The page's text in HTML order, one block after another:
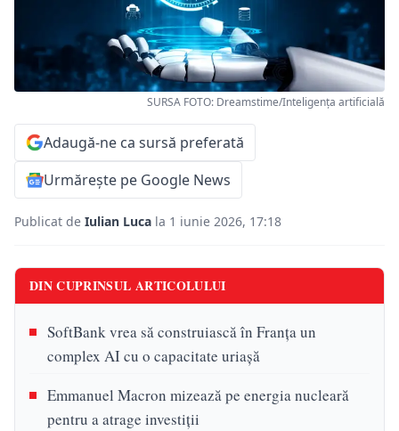
SURSA FOTO: Dreamstime/Inteligența artificială
Adaugă-ne ca sursă preferată
Urmărește pe Google News
Publicat de Iulian Luca la 1 iunie 2026, 17:18
DIN CUPRINSUL ARTICOLULUI
SoftBank vrea să construiască în Franța un
complex AI cu o capacitate uriașă
Emmanuel Macron mizează pe energia nucleară
pentru a atrage investiții